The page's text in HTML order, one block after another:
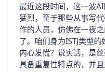
最近这段时间，这一波
猛烈，至于那些从事写
作的人员，仿佛在一夜
了。咱们身为ISTJ类型
内心发慌？说实话，是
具备重复性特点的，并